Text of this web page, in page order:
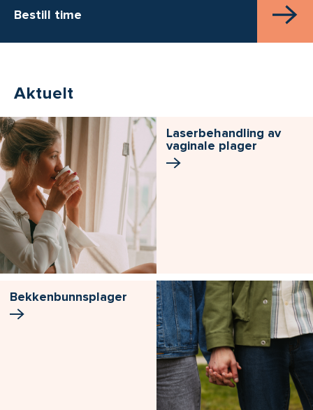
Bestill time
Aktuelt
Laserbehandling av
vaginale plager
Bekkenbunns­plager